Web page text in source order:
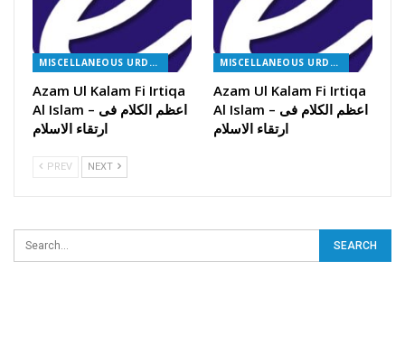
MISCELLANEOUS URDU BOOKS
Azam Ul Kalam Fi Irtiqa
Al Islam – اعظم الکلام فی
ارتقاء الاسلام
MISCELLANEOUS URDU BOOKS
Azam Ul Kalam Fi Irtiqa
Al Islam – اعظم الکلام فی
ارتقاء الاسلام
PREV NEXT